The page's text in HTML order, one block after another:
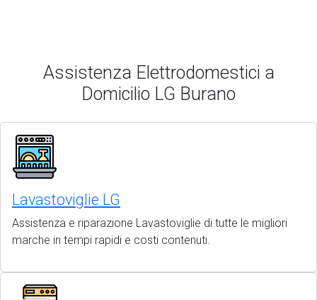
Assistenza Elettrodomestici a
Domicilio LG Burano
Lavastoviglie LG
Assistenza e riparazione Lavastoviglie di tutte le migliori
marche in tempi rapidi e costi contenuti.